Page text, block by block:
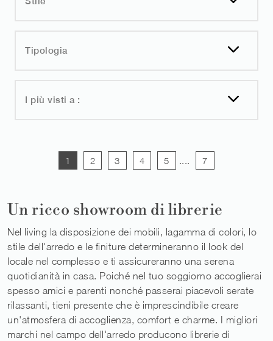
Tipologia
I più visti a :
1 2 3 4 5 .... 7
Un ricco showroom di librerie
Nel living la disposizione dei mobili, lagamma di colori, lo
stile dell'arredo e le finiture determineranno il look del
locale nel complesso e ti assicureranno una serena
quotidianità in casa. Poiché nel tuo soggiorno accoglierai
spesso amici e parenti nonché passerai piacevoli serate
rilassanti, tieni presente che è imprescindibile creare
un'atmosfera di accoglienza, comfort e charme. I migliori
marchi nel campo dell'arredo producono librerie di